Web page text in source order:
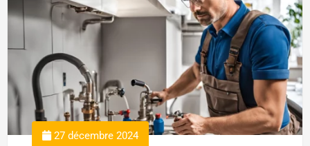
27 décembre 2024